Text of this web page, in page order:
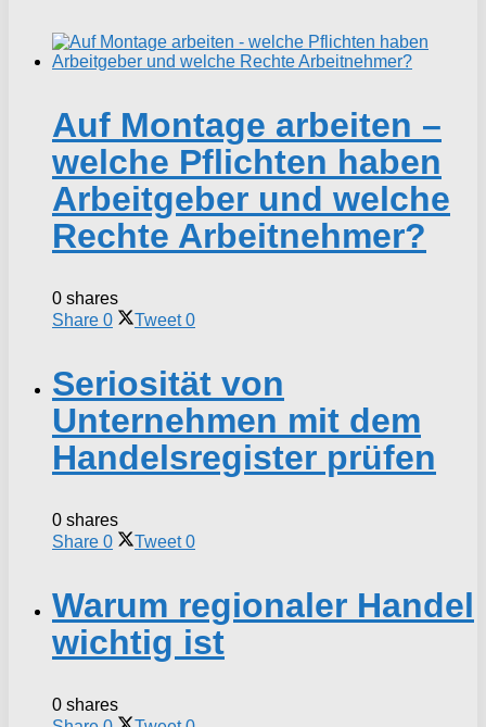
Auf Montage arbeiten –
welche Pflichten haben
Arbeitgeber und welche
Rechte Arbeitnehmer?
0 shares
Share 0 Tweet 0
Seriosität von
Unternehmen mit dem
Handelsregister prüfen
0 shares
Share 0 Tweet 0
Warum regionaler Handel
wichtig ist
0 shares